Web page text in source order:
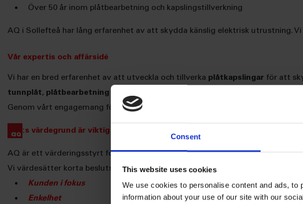
Consent
This website uses cookies
We use cookies to personalise content and ads,
information about your use of our site with our
Över 50 år inom plåtbearbetning och kapslingstillverkning
AQ i Sollefteå har lång erfarenhet av att skydda känslig elektrisk utrustning.
Vår expertis och affärsidé
Vi har en bred erfarenhet av att utveckla och tillverka plåtkapslingar för att
tunnplåt, plåtbearbetning
Genom vårt engagemang för
Total Kvalitet
:s värdegrund är viktig!
AQ är ett värderingsstyrt företag med prestigelös anda och entreprenöriell
Vi värdesätter korta beslutsvägar och tror på att arbeta tillsammans för att
Kunden i fokus
Enkelhet